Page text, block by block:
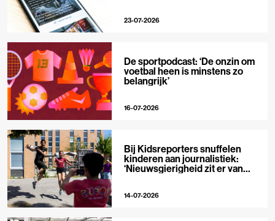
23-07-2026
De sportpodcast: ‘De onzin om
voetbal heen is minstens zo
belangrijk’
16-07-2026
Bij Kidsreporters snuffelen
kinderen aan journalistiek:
‘Nieuwsgierigheid zit er van
14-07-2026